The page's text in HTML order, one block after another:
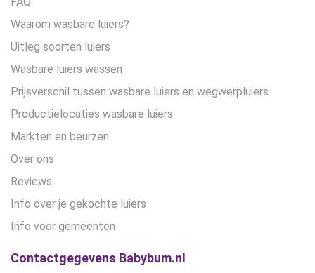
Waarom wasbare luiers?
Uitleg soorten luiers
Wasbare luiers wassen
Prijsverschil tussen wasbare luiers en wegwerpluiers
Productielocaties wasbare luiers
Markten en beurzen
Over ons
Reviews
Info over je gekochte luiers
Info voor gemeenten
Contactgegevens Babybum.nl